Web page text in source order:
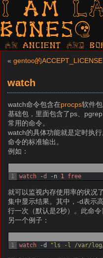
I am
bones?
AN ancient AND
« gentoo的ACCEPT_LICENSE
watch
watch命令包含在procps软件
基础包，里面包含了ps、
常用的命令。
watch的具体功能就是定时执
命令的标准输出。
例如：
1
watch -d - n 1 free
就可以监视内存使用率的状况
集中显示结果。其中，-d表示
行一次（默认是2秒）。此命令
另一个例子：
1
watch -d "ls -l /var/